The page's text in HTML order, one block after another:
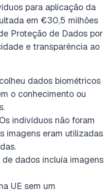
para aplicação da
em €30,5 milhões
Proteção de Dados por
e transparência ao
dados biométricos
o conhecimento ou
indivíduos não foram
imagens eram utilizadas
de dados incluía imagens
UE sem um